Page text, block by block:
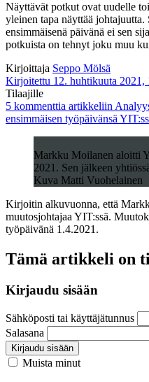
Näyttävät potkut ovat uudelle
yleinen tapa näyttää johtajuutta.
ensimmäisenä päivänä ei sen
potkuista on tehnyt joku muu
Kirjoittaja Seppo Mölsä
Kirjoitettu 12. huhtikuuta 2021,
Tilaajille
5 kommenttia artikkeliin
ensimmäisen työpäivänsä
Markku Moilanen aloitti
2021. Sen jälkeen
Kuva Matti Vuohelainen
Kirjoitin alkuvuonna, että
muutosjohtajaa YIT:ssä.
työpäivänä 1.4.2021.
Tämä artikkeli on
Kirjaudu sisään
Sähköposti tai käyttäjätunnus
Salasana
Kirjaudu sisään
Muista minut